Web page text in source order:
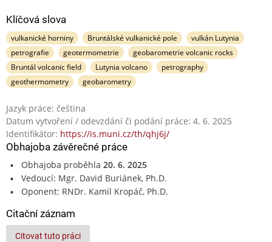
Klíčová slova
vulkanické horniny Bruntálské vulkanické pole
vulkán Lutynia
petrografie
geotermometrie
geobarometrie volcanic rocks
Bruntál volcanic field
Lutynia volcano
petrography
geothermometry
geobarometry
Jazyk práce: čeština
Datum vytvoření / odevzdání či podání práce: 4. 6. 2025
Identifikátor: https://is.muni.cz/th/qhj6j/
Obhajoba závěrečné práce
Obhajoba proběhla 20. 6. 2025
Vedoucí: Mgr. David Buriánek, Ph.D.
Oponent: RNDr. Kamil Kropáč, Ph.D.
Citační záznam
Citovat tuto práci